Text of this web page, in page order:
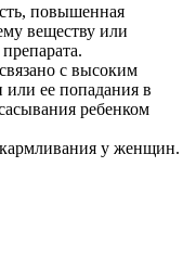
повышенная
веществу или
с высоким
или ее попадания в
ребенком
у женщин.